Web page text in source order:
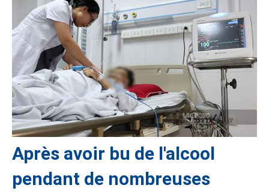
Après avoir bu de l'alcool
pendant de nombreuses